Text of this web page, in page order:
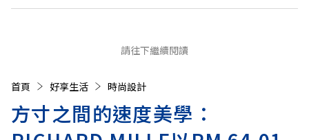
請往下繼續閱讀
首頁 好享生活 時尚設計
方寸之間的速度美學：